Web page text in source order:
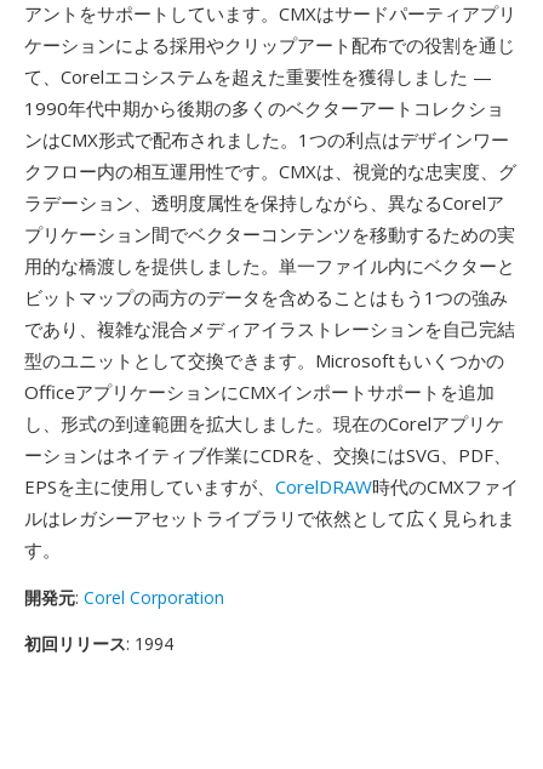
アントをサポートしています。CMXはサードパーティアプリ
ケーションによる採用やクリップアート配布での役割を通じ
て、Corelエコシステムを超えた重要性を獲得しました —
1990年代中期から後期の多くのベクターアートコレクショ
ンはCMX形式で配布されました。1つの利点はデザインワー
クフロー内の相互運用性です。CMXは、視覚的な忠実度、グ
ラデーション、透明度属性を保持しながら、異なるCorelア
プリケーション間でベクターコンテンツを移動するための実
用的な橋渡しを提供しました。単一ファイル内にベクターと
ビットマップの両方のデータを含めることはもう1つの強み
であり、複雑な混合メディアイラストレーションを自己完結
型のユニットとして交換できます。Microsoftもいくつかの
OfficeアプリケーションにCMXインポートサポートを追加
し、形式の到達範囲を拡大しました。現在のCorelアプリケ
ーションはネイティブ作業にCDRを、交換にはSVG、PDF、
EPSを主に使用していますが、 CorelDRAW時代のCMXファイ
ルはレガシーアセットライブラリで依然として広く見られま
す。
開発元: Corel Corporation
初回リリース: 1994